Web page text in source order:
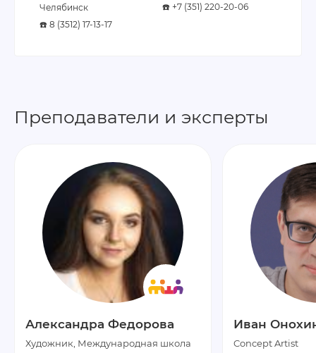
Челябинск
☎️ 8 (3512) 17-13-17
☎️ +7 (351) 220-20-06
Преподаватели и эксперты
Александра Федорова
Художник, Международная школа
Иван
Concept Artist